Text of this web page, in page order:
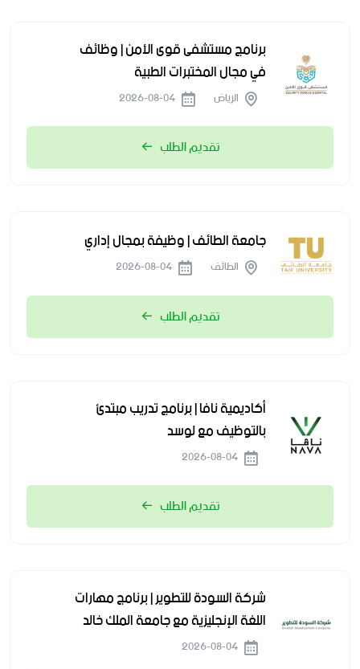
برنامج مستشفى قوى الأمن | وظائف
في مجال المختبرات الطبية
الرياض
تقديم الطلب
جامعة الطائف | وظيفة بمجال إداري
الطائف
تقديم الطلب
أكاديمية نافا | برنامج تدريب مبتدئ
بالتوظيف مع لوسد
تقديم الطلب
شركة السودة للتطوير | برنامج مهارات
اللغة الإنجليزية مع جامعة الملك خالد